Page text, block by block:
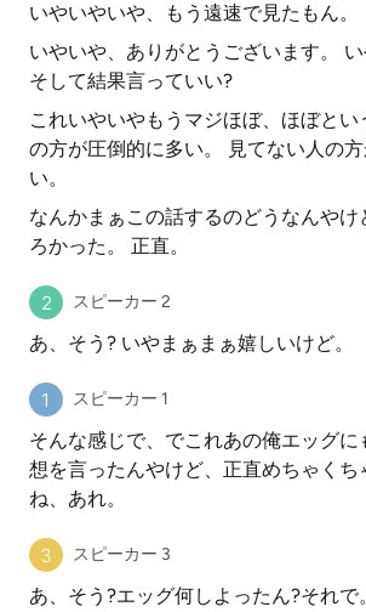
いやいやいや、もう遠速で見たもん。
いやいや、ありがとうございます。
そして結果言っていい?
これいやいやもうマジほぼ、ほぼとい
の方が圧倒的に多い。 見てない人の
い。
なんかまぁこの話するのどうなんやけ
ろかった。 正直。
スピーカー 2
あ、そう? いやまぁまぁ嬉しいけど。
スピーカー 1
そんな感じで、でこれあの俺エッグ
想を言ったんやけど、正直めちゃくち
ね、あれ。
スピーカー 3
あ、そう?エッグ何しよったん?それで